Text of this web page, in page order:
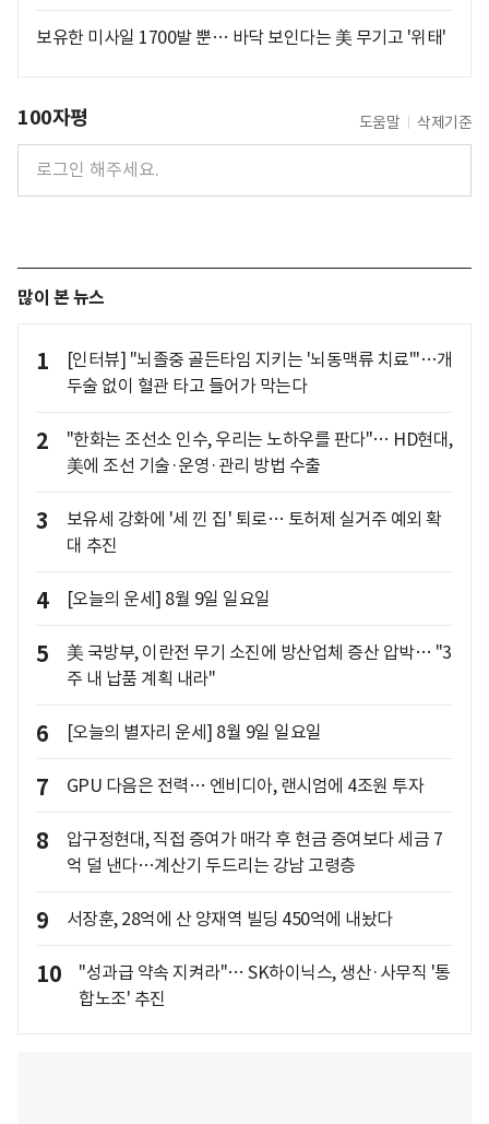
보유한 미사일 1700발 뿐… 바닥 보인다는 美 무기고 '위태'
100자평 도움말 삭제기준
많이 본 뉴스
1
[인터뷰] "뇌졸중 골든타임 지키는 '뇌동맥류 치료'"…개
두술 없이 혈관 타고 들어가 막는다
2
"한화는 조선소 인수, 우리는 노하우를 판다"… HD현대,
美에 조선 기술·운영·관리 방법 수출
3
보유세 강화에 '세 낀 집' 퇴로… 토허제 실거주 예외 확
대 추진
4 [오늘의 운세] 8월 9일 일요일
5
美 국방부, 이란전 무기 소진에 방산업체 증산 압박… "3
주 내 납품 계획 내라"
6 [오늘의 별자리 운세] 8월 9일 일요일
7 GPU 다음은 전력… 엔비디아, 랜시엄에 4조원 투자
8
압구정현대, 직접 증여가 매각 후 현금 증여보다 세금 7
억 덜 낸다…계산기 두드리는 강남 고령층
9 서장훈, 28억에 산 양재역 빌딩 450억에 내놨다
10
"성과급 약속 지켜라"… SK하이닉스, 생산·사무직 '통
합노조' 추진